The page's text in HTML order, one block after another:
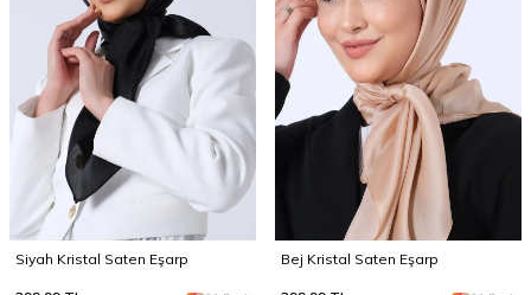
Siyah Kristal Saten Eşarp Bej Kristal Saten Eşarp